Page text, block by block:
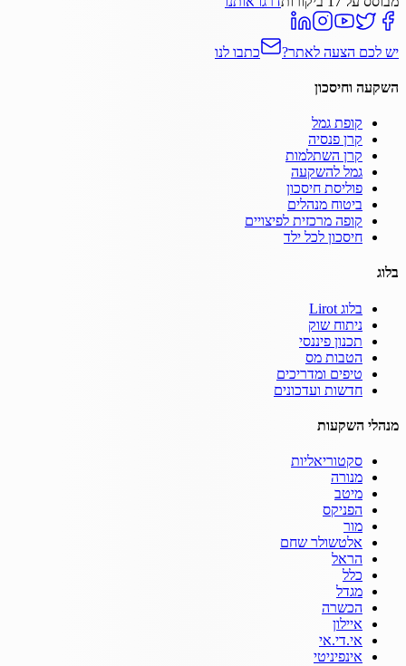
יש לכם הצעה לאתר? כתבו לנו
השקעה וחיסכון
קופת גמל
קרן פנסיה
קרן השתלמות
גמל להשקעה
פוליסת חיסכון
ביטוח מנהלים
קופה מרכזית לפיצויים
חיסכון לכל ילד
בלוג
בלוג Lirot
ניתוח שוק
תכנון פיננסי
הטבות מס
טיפים ומדריכים
חדשות ועדכונים
מנהלי השקעות
סקטוריאליות
מנורה
מיטב
הפניקס
מור
אלטשולר שחם
הראל
כלל
מגדל
הכשרה
איילון
אי.די.אי
אינפיניטי